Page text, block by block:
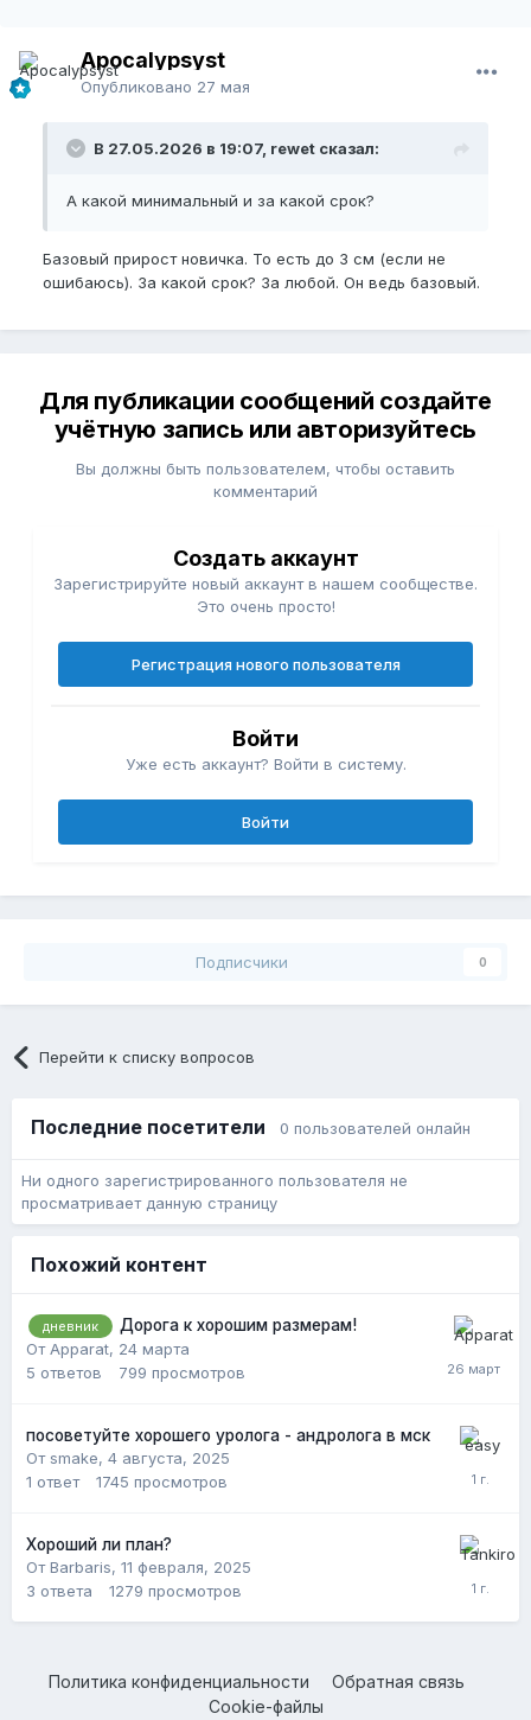
Apocalypsyst
Опубликовано 27 мая
В 27.05.2026 в 19:07, rewet сказал:
А какой минимальный и за какой срок?
Базовый прирост новичка. То есть до 3 см (если не
ошибаюсь). За какой срок? За любой. Он ведь базовый.
Для публикации сообщений создайте
учётную запись или авторизуйтесь
Вы должны быть пользователем, чтобы оставить
комментарий
Создать аккаунт
Зарегистрируйте новый аккаунт в нашем сообществе.
Это очень просто!
Регистрация нового пользователя
Войти
Уже есть аккаунт? Войти в систему.
Войти
Подписчики 0
Перейти к списку вопросов
Последние посетители 0 пользователей онлайн
Ни одного зарегистрированного пользователя не
просматривает данную страницу
Похожий контент
дневник
Дорога к хорошим размерам!
От Apparat, 24 марта
5 ответов 799 просмотров
посоветуйте хорошего уролога - андролога в мск
От smake, 4 августа, 2025
1 ответ 1745 просмотров
Хороший ли план?
От Barbaris, 11 февраля, 2025
3 ответа 1279 просмотров
Политика конфиденциальности
Обратная связь
Cookie-файлы